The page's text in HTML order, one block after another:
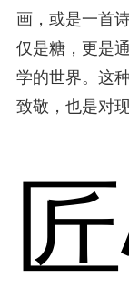
画，或是一首
仅是糖，更是
学的世界。这
致敬，也是对